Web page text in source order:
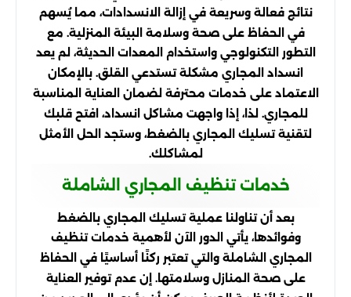
نتائج فعالة وسريعة في إزالة الانسدادات، مما يُسهم
في الحفاظ على صحة وسلامة البيئة المنزلية. مع
التطور التكنولوجي واستخدام المعدات الحديثة، لم يعد
انسداد المجاري مشكلة تستدعي القلق. بالإمكان
الاعتماد على خدمات محترفة لضمان العناية المناسبة
للمجاري. لذا، إذا واجهت مشاكل انسداد، افتح قلبك
لتقنية تسليك المجاري بالضغط، وستجد الحل الأمثل
لمشاكلك.
خدمات تنظيف المجاري الشاملة
بعد أن تناولنا عملية تسليك المجاري بالضغط
وفوائدها، يأتي الدور الآن لأهمية خدمات تنظيف
المجاري الشاملة والتي تعتبر ركنًا أساسيًا في الحفاظ
على صحة المنازل وسلامتها. إن عدم توفير العناية